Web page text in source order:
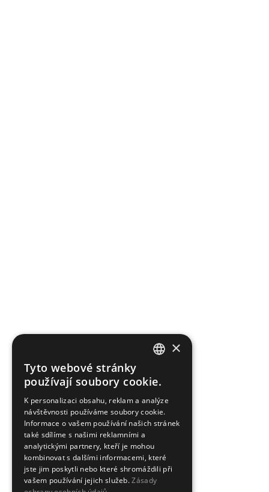
×
Tyto webové stránky
používají soubory cookie.
K personalizaci obsahu, reklam a analýze
návštěvnosti používáme soubory cookie.
Informace o vašem používání našich stránek
také sdílíme s našimi reklamními a
analytickými partnery, kteří je mohou
kombinovat s dalšími informacemi, které
jste jim poskytli nebo které shromáždili při
vašem používání jejich služeb.Zásady